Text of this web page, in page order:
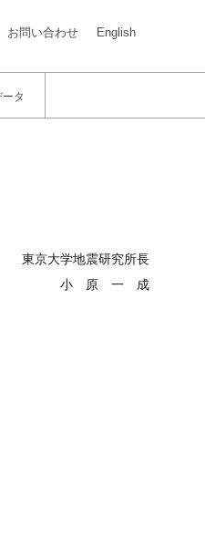
お問い合わせ English
タ
究所長
小 原 一 成